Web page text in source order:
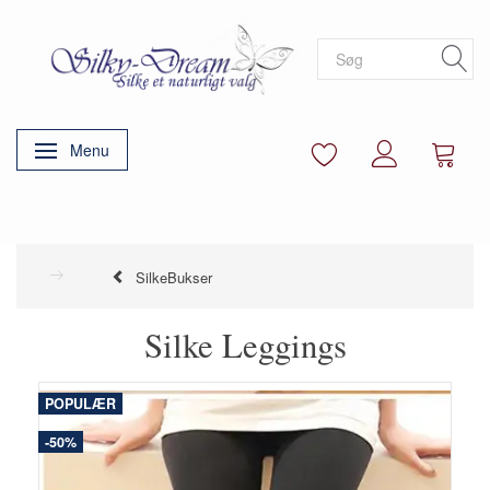
Skifte navigation
Menu
SilkeBukser
Silke Leggings
POPULÆR
-50%